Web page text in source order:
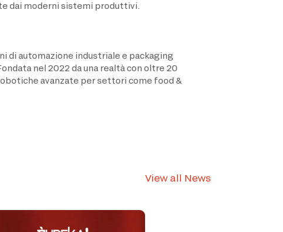
dai moderni sistemi produttivi.
di automazione industriale e packaging
nel 2022 da una realtà con oltre 20
avanzate per settori come food &
View all News